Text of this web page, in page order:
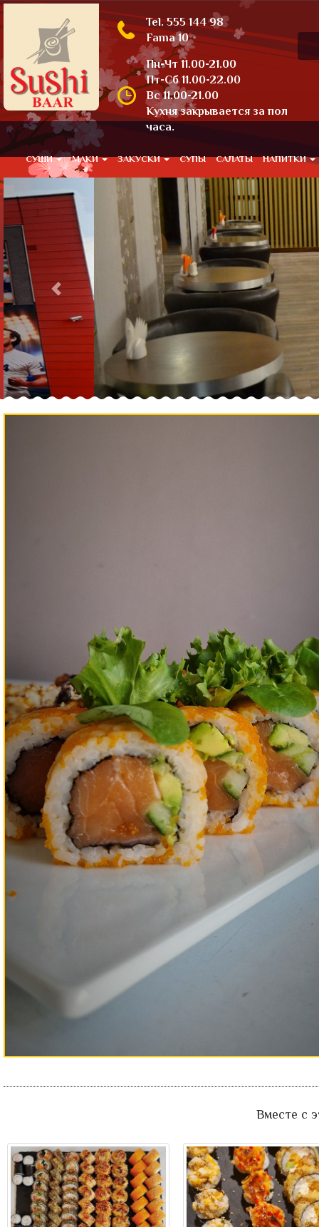
Tel. 555 144 98
Fama 10
Пн-Чт 11.00-21.00
Пт-Сб 11.00-22.00
Вс 11.00-21.00
Кухня закрывается за пол
часа.
СУШИ МАКИ ЗАКУСКИ СУПЫ САЛАТЫ НАПИТКИ
Вместе с